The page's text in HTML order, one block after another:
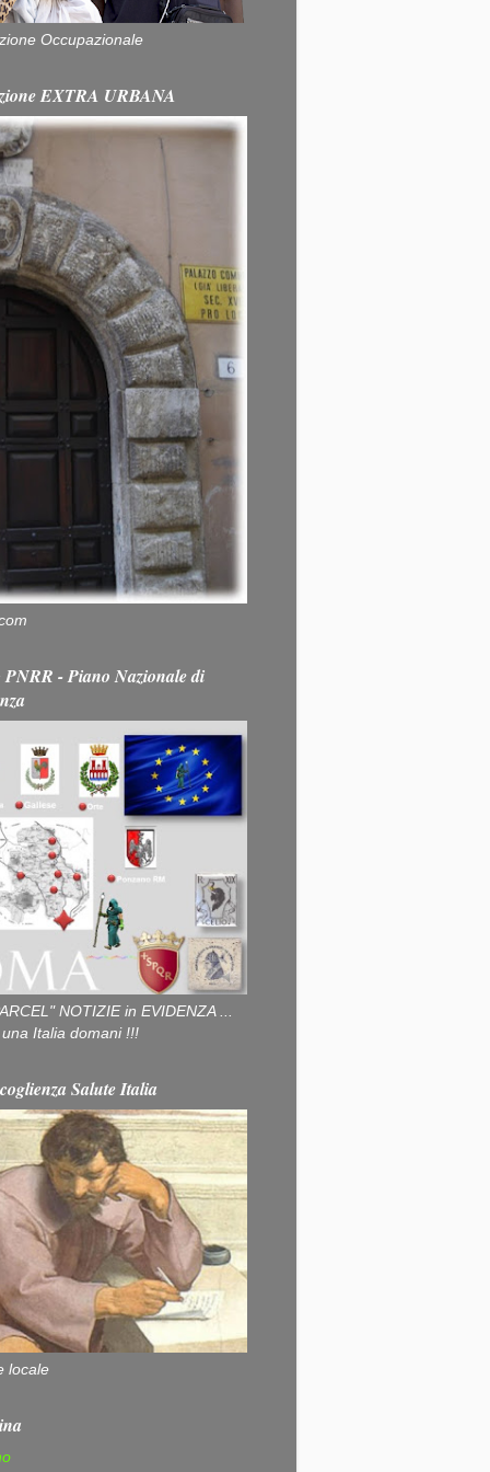
Occupazionale
EXTRA URBANA
- Piano Nazionale di
NOTIZIE in EVIDENZA ...
Italia domani !!!
Salute Italia
locale